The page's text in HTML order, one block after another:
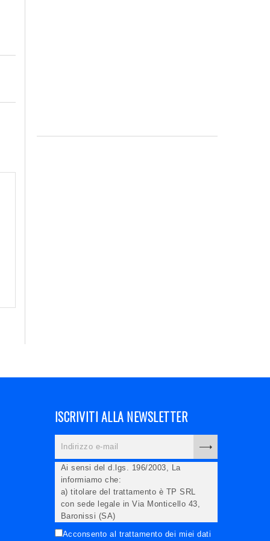
ISCRIVITI ALLA NEWSLETTER
Ai sensi del d.lgs. 196/2003, La
informiamo che:
a) titolare del trattamento è TP SRL
con sede legale in Via Monticello 43,
Baronissi (SA)
b) i Suoi dati saranno trattati (anche
Acconsento al trattamento dei miei dati